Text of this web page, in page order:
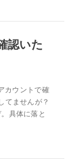
認いた
カウントで確
てませんが？
具体に落と